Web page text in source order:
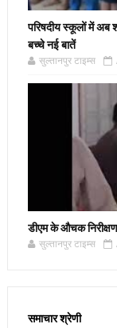
परिषदीय स्कूलों में अब
बच्चे नई बातें
सुल्तानपुर टाइम्स
डीएम के औचक
सुल्तानपुर टाइम्स
समाचार श्रेणी